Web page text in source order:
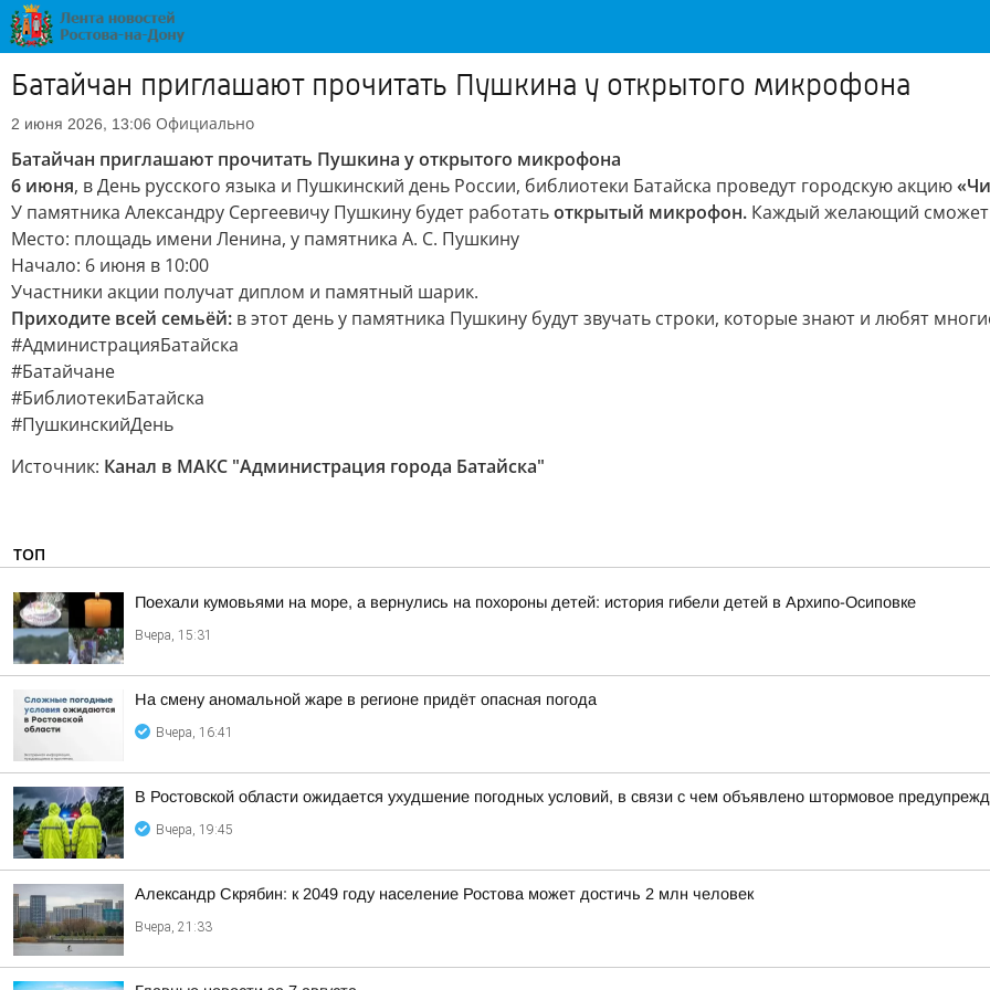
Батайчан приглашают прочитать Пушкина у открытого микрофона
2 июня 2026, 13:06 Официально
Батайчан приглашают прочитать Пушкина у открытого микрофона
6 июня, в День русского языка и Пушкинский день России, библиотеки Батайска проведут городскую акцию
У памятника Александру Сергеевичу Пушкину будет работатьоткрытый микрофон. Каждый желающий сможет
Место: площадь имени Ленина, у памятника А. С. Пушкину
Начало: 6 июня в 10:00
Участники акции получат диплом и памятный шарик.
Приходите всей семьёй: в этот день у памятника Пушкину будут звучать строки, которые знают и любят
#АдминистрацияБатайска
#Батайчане
#БиблиотекиБатайска
#ПушкинскийДень
Источник: Канал в МАКС "Администрация города Батайска"
ТОП
Поехали кумовьями на море, а вернулись на похороны детей: история гибели детей в Архипо-Осиповке
Вчера, 15:31
На смену аномальной жаре в регионе придёт опасная погода
Вчера, 16:41
В Ростовской области ожидается ухудшение погодных условий, в связи с чем объявлено штормовое
Вчера, 19:45
Александр Скрябин: к 2049 году население Ростова может достичь 2 млн человек
Вчера, 21:33